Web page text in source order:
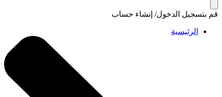
قم بتسجيل الدخول/ إنشاء حساب
الرئيسية